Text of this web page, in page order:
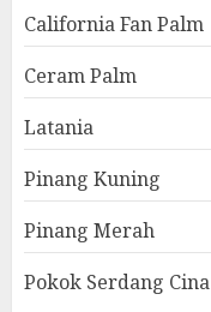
California Fan Palm
Ceram Palm
Latania
Pinang Kuning
Pinang Merah
Pokok Serdang Cina